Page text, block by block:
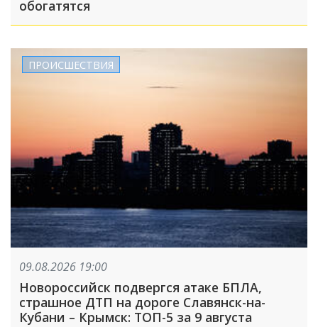
обогатятся
ПРОИСШЕСТВИЯ
09.08.2026 19:00
Новороссийск подвергся атаке БПЛА,
страшное ДТП на дороге Славянск-на-
Кубани – Крымск: ТОП-5 за 9 августа